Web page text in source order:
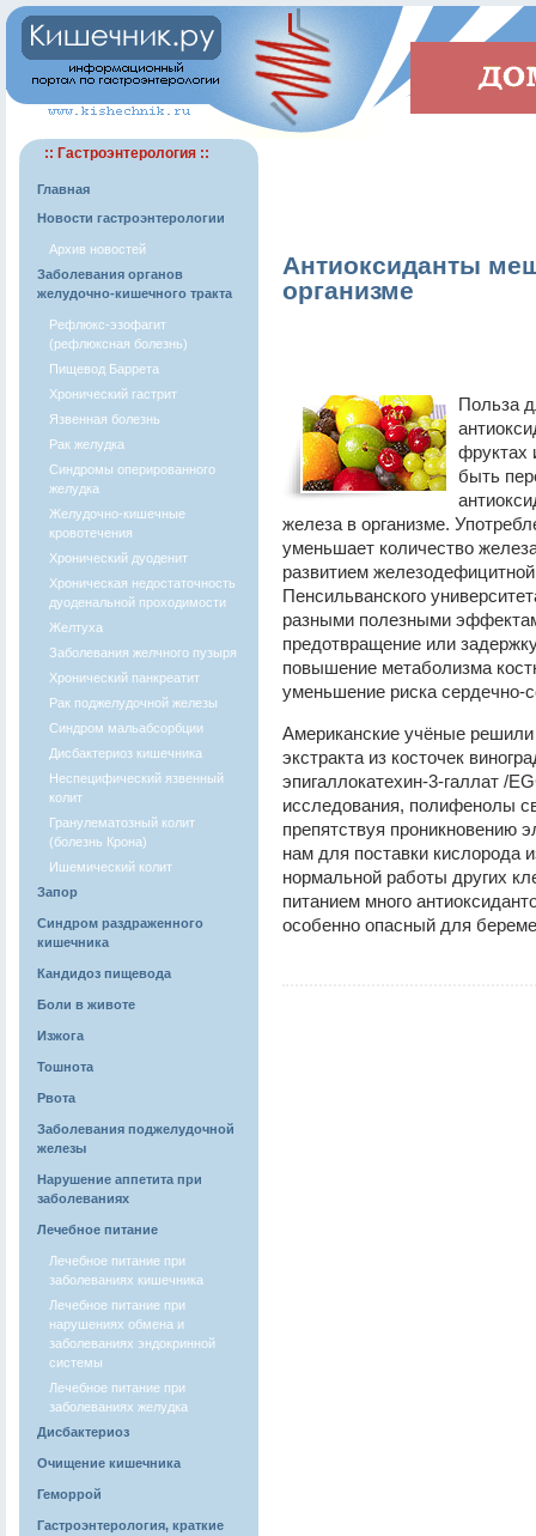
:: Гастроэнтерология ::
Главная
Новости гастроэнтерологии
Архив новостей
Заболевания органов
желудочно-кишечного тракта
Рефлюкс-эзофагит
(рефлюксная болезнь)
Пищевод Баррета
Хронический гастрит
Язвенная болезнь
Рак желудка
Синдромы оперированного
желудка
Желудочно-кишечные
кровотечения
Хронический дуоденит
Хроническая недостаточность
дуоденальной проходимости
Желтуха
Заболевания желчного пузыря
Хронический панкреатит
Рак поджелудочной железы
Синдром мальабсорбции
Дисбактериоз кишечника
Неспецифический язвенный
колит
Гранулематозный колит
(болезнь Крона)
Ишемический колит
Запор
Синдром раздраженного
кишечника
Кандидоз пищевода
Боли в животе
Изжога
Тошнота
Рвота
Заболевания поджелудочной
железы
Нарушение аппетита при
заболеваниях
Лечебное питание
Лечебное питание при
заболеваниях кишечника
Лечебное питание при
нарушениях обмена и
заболеваниях эндокринной
системы
Лечебное питание при
заболеваниях желудка
Дисбактериоз
Очищение кишечника
Геморрой
Гастроэнтерология, краткие
Антиоксиданты
организме
Польза
фруктах
быть
железа в организме.
уменьшает количество
развитием
Пенсильванского
разными полезными
предотвращение или
повышение метаболизма
уменьшение риска сердечно-
Американские учёные
экстракта из косточек
эпигаллокатехин-3-галлат /
исследования, полифенолы
препятствуя проникновению
нам для поставки кислорода
нормальной работы других
питанием много
особенно опасный для